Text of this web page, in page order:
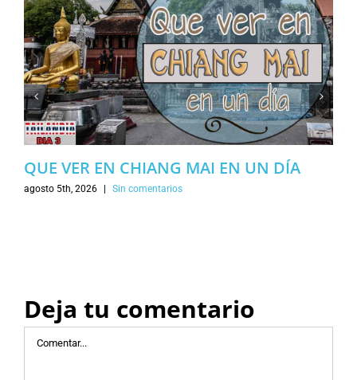
QUE VER EN CHIANG MAI EN UN DÍA
agosto 5th, 2026 Sin comentarios
Deja tu comentario